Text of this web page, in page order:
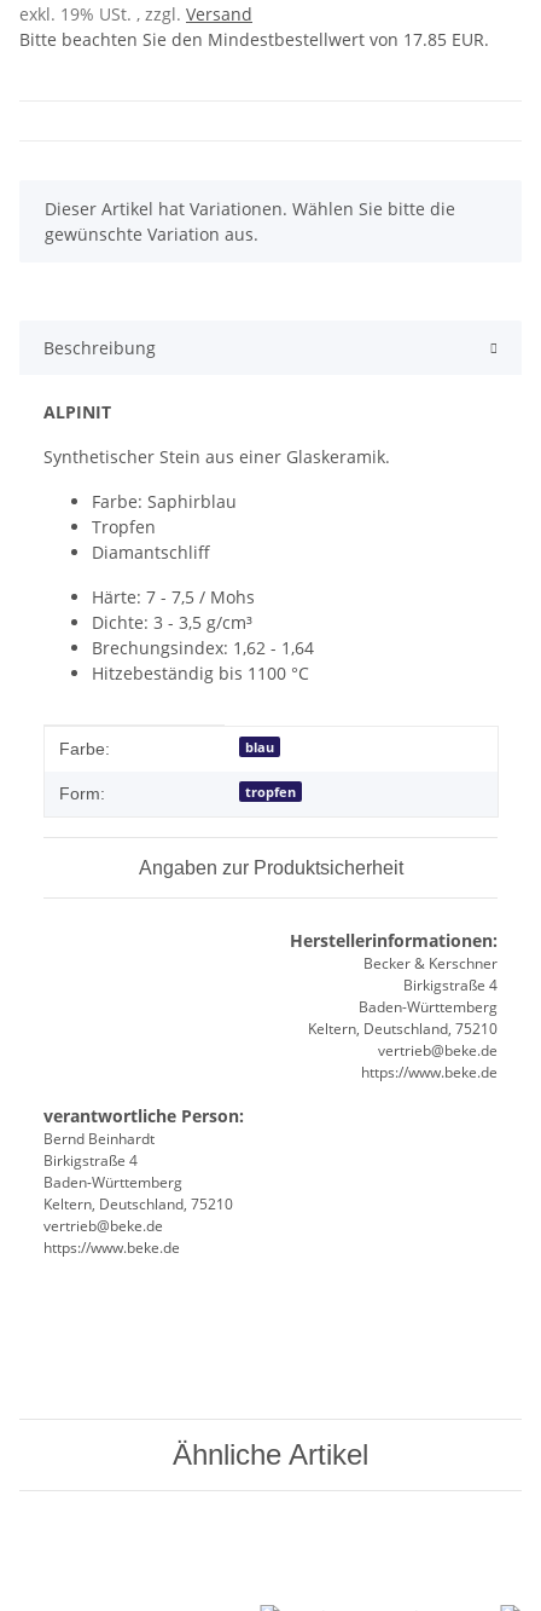
exkl. 19% USt. , zzgl. Versand
Bitte beachten Sie den Mindestbestellwert von 17.85 EUR.
x
Dieser Artikel hat Variationen. Wählen Sie bitte die
gewünschte Variation aus.
Beschreibung
ALPINIT
Synthetischer Stein aus einer Glaskeramik.
Farbe: Saphirblau
Tropfen
Diamantschliff
Härte: 7 - 7,5 / Mohs
Dichte: 3 - 3,5 g/cm³
Brechungsindex: 1,62 - 1,64
Hitzebeständig bis 1100 °C
Produkteigenschaft
Wert
Farbe: blau
Form: tropfen
Angaben zur Produktsicherheit
Herstellerinformationen:
Becker & Kerschner
Birkigstraße 4
Baden-Württemberg
Keltern, Deutschland, 75210
vertrieb@beke.de
https://www.beke.de
verantwortliche Person:
Bernd Beinhardt
Birkigstraße 4
Baden-Württemberg
Keltern, Deutschland, 75210
vertrieb@beke.de
https://www.beke.de
Ähnliche Artikel